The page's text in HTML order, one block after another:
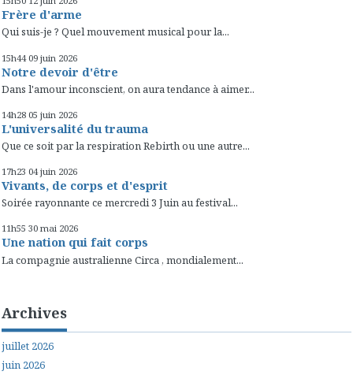
Frère d'arme
Qui suis-je ? Quel mouvement musical pour la...
15h44 09 juin 2026
Notre devoir d'être
Dans l'amour inconscient, on aura tendance à aimer...
14h28 05 juin 2026
L'universalité du trauma
Que ce soit par la respiration Rebirth ou une autre...
17h23 04 juin 2026
Vivants, de corps et d'esprit
Soirée rayonnante ce mercredi 3 Juin au festival...
11h55 30 mai 2026
Une nation qui fait corps
La compagnie australienne Circa , mondialement...
Archives
juillet 2026
juin 2026